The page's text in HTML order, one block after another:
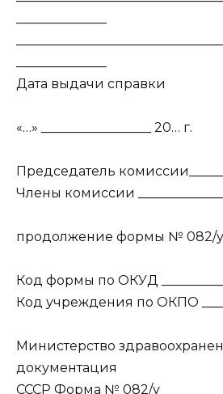
Дата выдачи справки
«…» _________________ 20… г.
Председатель
Члены комиссии
продолжение формы № 082/у
Код формы по ОКУД
Код учреждения по ОКПО
Министерство
документация
СССР Форма № 082/у